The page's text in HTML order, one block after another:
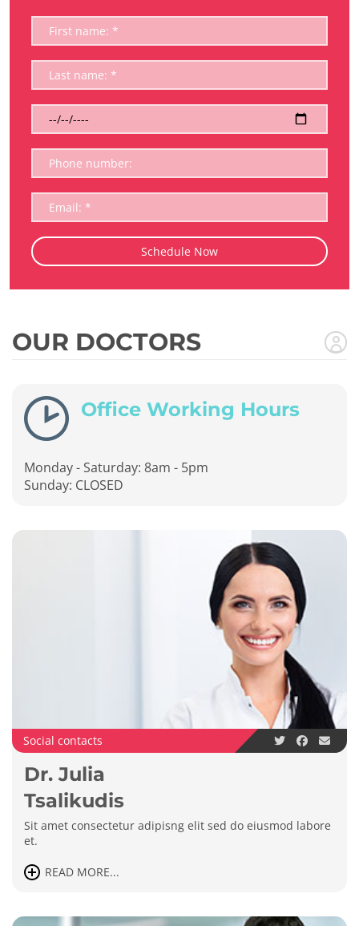
OUR DOCTORS
Office Working Hours
Monday - Saturday: 8am - 5pm
Sunday: CLOSED
Social contacts
Dr. Julia
Tsalikudis
Sit amet consectetur adipisng elit sed do eiusmod labore
et.
READ MORE...